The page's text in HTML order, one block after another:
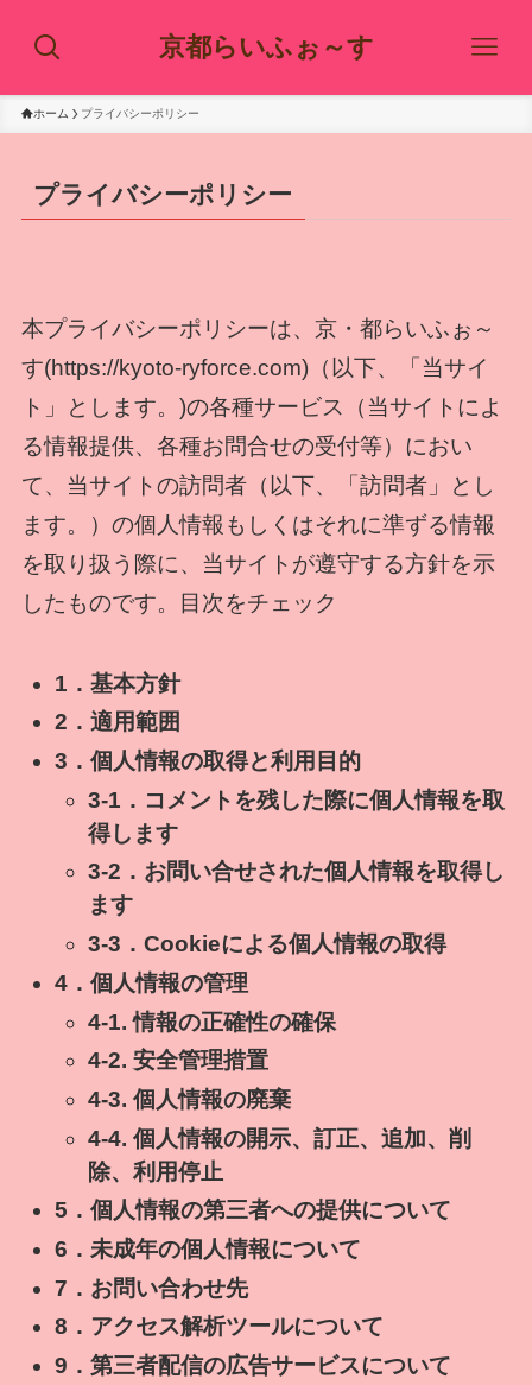
京都らいふぉ～す
ホーム プライバシーポリシー
プライバシーポリシー
本プライバシーポリシーは、京・都らいふぉ～
す(https://kyoto-ryforce.com)（以下、「当サイ
ト」とします。)の各種サービス（当サイトによ
る情報提供、各種お問合せの受付等）におい
て、当サイトの訪問者（以下、「訪問者」とし
ます。）の個人情報もしくはそれに準ずる情報
を取り扱う際に、当サイトが遵守する方針を示
したものです。目次をチェック
1．基本方針
2．適用範囲
3．個人情報の取得と利用目的
3-1．コメントを残した際に個人情報を取
得します
3-2．お問い合せされた個人情報を取得し
ます
3-3．Cookieによる個人情報の取得
4．個人情報の管理
4-1. 情報の正確性の確保
4-2. 安全管理措置
4-3. 個人情報の廃棄
4-4. 個人情報の開示、訂正、追加、削
除、利用停止
5．個人情報の第三者への提供について
6．未成年の個人情報について
7．お問い合わせ先
8．アクセス解析ツールについて
9．第三者配信の広告サービスについて